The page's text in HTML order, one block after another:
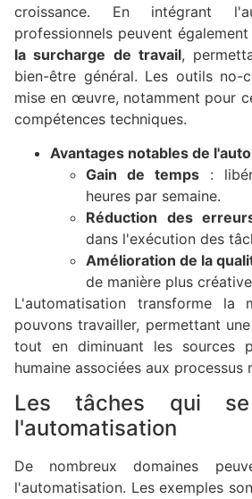
croissance. En intégrant
professionnels peuvent
la surcharge de travail,
bien-être général. Les outils no-
mise en œuvre, notamment pour
compétences techniques.
Avantages notables de
Gain de temps :
heures par semaine.
Réduction des
dans l'exécution des
Amélioration de la
de manière plus
L'automatisation transforme la
pouvons travailler, permettant une
tout en diminuant les sources
humaine associées aux processus
Les tâches qui
l'automatisation
De nombreux domaines
l'automatisation. Les exemples